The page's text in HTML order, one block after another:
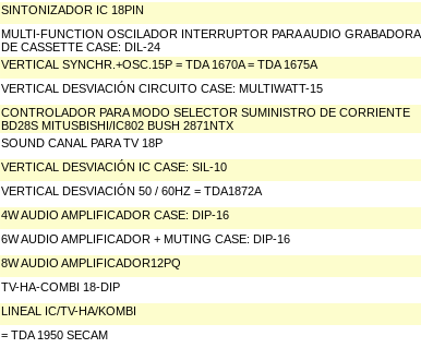
SINTONIZADOR IC 18PIN
MULTI-FUNCTION OSCILADOR INTERRUPTOR PARA AUDIO GRABADORA
DE CASSETTE CASE: DIL-24
VERTICAL SYNCHR.+OSC.15P = TDA 1670A = TDA 1675A
VERTICAL DESVIACIÓN CIRCUITO CASE: MULTIWATT-15
CONTROLADOR PARA MODO SELECTOR SUMINISTRO DE CORRIENTE
BD28S MITUSBISHI/IC802 BUSH 2871NTX
SOUND CANAL PARA TV 18P
VERTICAL DESVIACIÓN IC CASE: SIL-10
VERTICAL DESVIACIÓN 50 / 60HZ = TDA1872A
4W AUDIO AMPLIFICADOR CASE: DIP-16
6W AUDIO AMPLIFICADOR + MUTING CASE: DIP-16
8W AUDIO AMPLIFICADOR12PQ
TV-HA-COMBI 18-DIP
LINEAL IC/TV-HA/KOMBI
= TDA 1950 SECAM